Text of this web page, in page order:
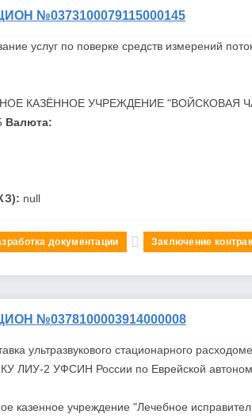
№0373100079115000145
услуг по поверке средств измерений
КАЗЁННОЕ УЧРЕЖДЕНИЕ "ВОЙСКОВАЯ
Валюта:
null
документации Заключение
№0378100003914000008
ультразвукового стационарного
ЛИУ-2 УФСИН России по Еврейской
казенное учреждение "Лечебное